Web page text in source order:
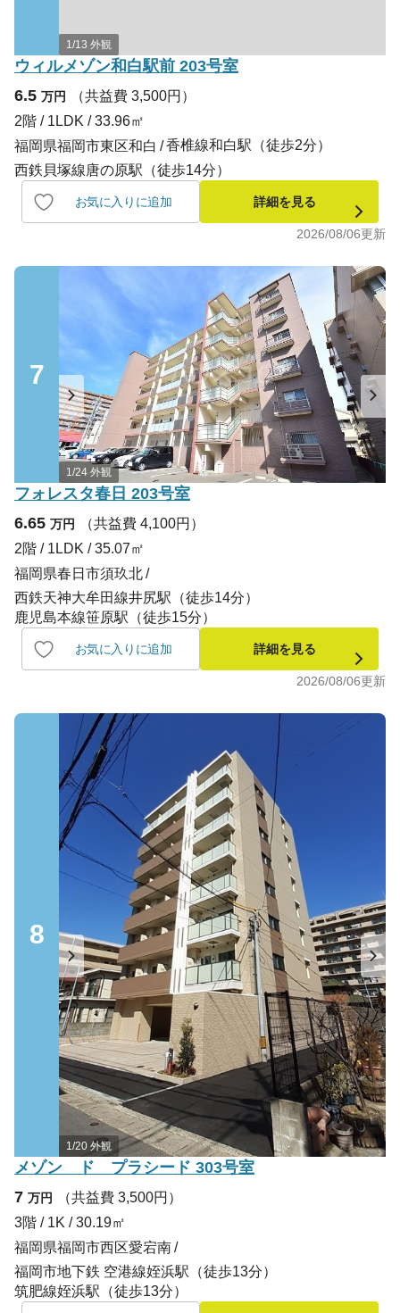
1/13 外観
ウィルメゾン和白駅前 203号室
6.5 万円
（共益費 3,500円）
2階 / 1LDK / 33.96㎡
福岡県福岡市東区和白
香椎線和白駅（徒歩2分）
西鉄貝塚線唐の原駅（徒歩14分）
お気に入りに追加 詳細を見る
2026/08/06更新
7
1/24 外観
フォレスタ春日 203号室
6.65 万円
（共益費 4,100円）
2階 / 1LDK / 35.07㎡
福岡県春日市須玖北
西鉄天神大牟田線井尻駅（徒歩14分）
鹿児島本線笹原駅（徒歩15分）
お気に入りに追加 詳細を見る
2026/08/06更新
8
1/20 外観
メゾン ド プラシード 303号室
7 万円
（共益費 3,500円）
3階 / 1K / 30.19㎡
福岡県福岡市西区愛宕南
福岡市地下鉄 空港線姪浜駅（徒歩13分）
筑肥線姪浜駅（徒歩13分）